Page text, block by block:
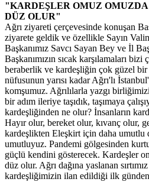
"KARDEŞLER OMUZ
DÜZ OLUR"
Ağrı ziyareti çerçevesinde konuşan
ziyarete geldik ve özellikle Sayın
Başkanımız Savcı Sayan Bey ve İl
Başkanımızın sıcak karşılamaları
beraberlik ve kardeşliğin çok güzel
nüfusunun yarısı kadar Ağrı'lı
komşumuz. Ağrılılarla yazgı
bir adım ileriye taşıdık, taşımaya
kardeşliğinden ne olur? İnsanların
Hayır olur, bereket olur, kıvanç olur,
kardeşlikten Eleşkirt için daha umutlu
umutluyuz. Pandemi gölgesinden
güçlü kendini gösterecek. Kardeşler
düz olur. Ağrı dağına yaslanan
kardeşliğimizin ilan edildiği ilk